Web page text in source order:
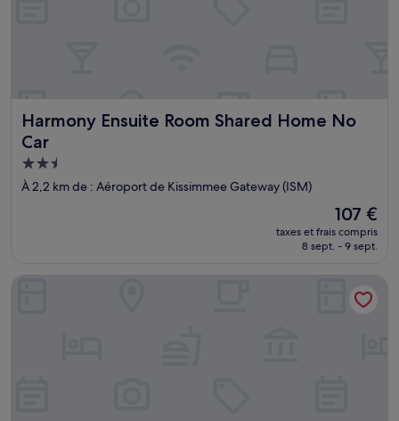
Harmony Ensuite Room Shared Home No
Car
Harmony Ensuite Room Shared Home No Car
Hébergement
2.5 étoiles
À 2,2 km de : Aéroport de Kissimmee Gateway (ISM)
Le
nouveau
prix
de
107 €
107 €
taxes et frais compris
8 sept. - 9 sept.